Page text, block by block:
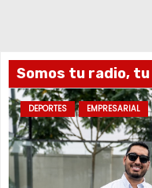
Somos tu radio,
DEPORTES EMPRESARIAL